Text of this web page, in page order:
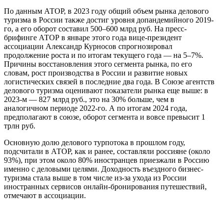
По данным АТОР, в 2023 году общий объем рынка делового
туризма в России также достиг уровня допандемийного 2019-
го, а его оборот составил 500–600 млрд руб. На пресс-
брифинге АТОР в январе этого года вице-президент
ассоциации Александр Курносов спрогнозировал
продолжение роста и по итогам текущего года — на 5–7%.
Причины восстановления этого сегмента рынка, по его
словам, рост производства в России и развитие новых
логистических связей в последние два года. В Союзе агентств
делового туризма оценивают показатели рынка еще выше: в
2023-м — 827 млрд руб., это на 30% больше, чем в
аналогичном периоде 2022-го. А по итогам 2024 года,
предполагают в союзе, оборот сегмента и вовсе превысит 1
трлн руб.
Основную долю делового турпотока в прошлом году,
подсчитали в АТОР, как и ранее, составляли россияне (около
93%), при этом около 80% иностранцев приезжали в Россию
именно с деловыми целями. Доходность въездного бизнес-
туризма стала выше в том числе из-за ухода из России
иностранных сервисов онлайн-бронирования путешествий,
отмечают в ассоциации.